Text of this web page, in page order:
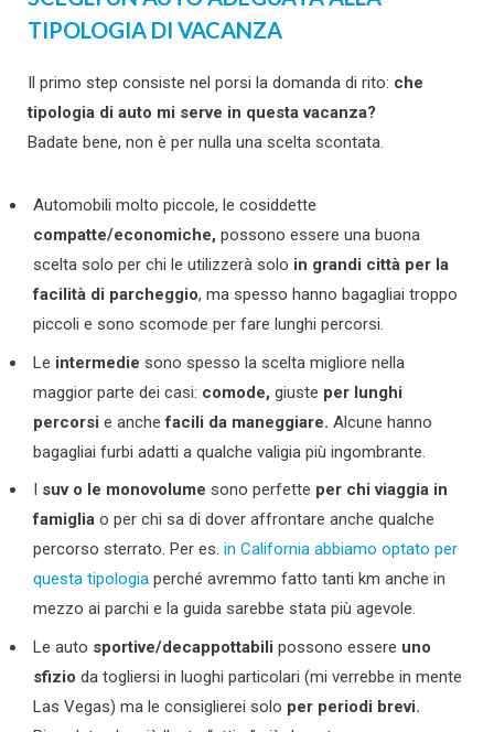
TIPOLOGIA DI VACANZA
Il primo step consiste nel porsi la domanda di rito: che
tipologia di auto mi serve in questa vacanza?
Badate bene, non è per nulla una scelta scontata.
Automobili molto piccole, le cosiddette
compatte/economiche, possono essere una buona
scelta solo per chi le utilizzerà solo in grandi città per la
facilità di parcheggio, ma spesso hanno bagagliai troppo
piccoli e sono scomode per fare lunghi percorsi.
Le intermedie sono spesso la scelta migliore nella
maggior parte dei casi: comode, giuste per lunghi
percorsi e anchefacili da maneggiare. Alcune hanno
bagagliai furbi adatti a qualche valigia più ingombrante.
I suv o le monovolume sono perfette per chi viaggia in
famiglia o per chi sa di dover affrontare anche qualche
percorso sterrato. Per es. in California abbiamo optato per
questa tipologia perché avremmo fatto tanti km anche in
mezzo ai parchi e la guida sarebbe stata più agevole.
Le auto sportive/decappottabili possono essere uno
sfizio da togliersi in luoghi particolari (mi verrebbe in mente
Las Vegas) ma le consiglierei solo per periodi brevi.